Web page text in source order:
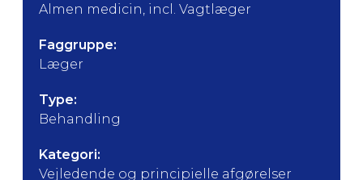
Almen medicin, incl. Vagtlæger
Faggruppe:
Læger
Type:
Behandling
Kategori:
Vejledende og principielle afgørelser